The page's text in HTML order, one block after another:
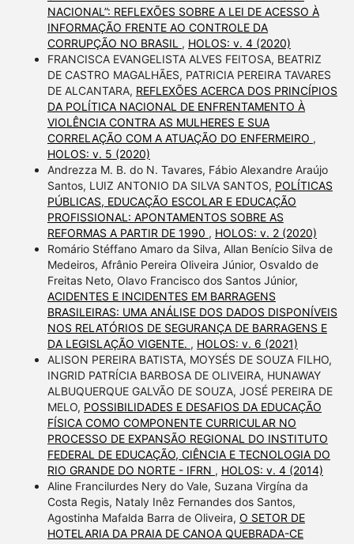
NACIONAL”: REFLEXÕES SOBRE A LEI DE ACESSO À
INFORMAÇÃO FRENTE AO CONTROLE DA
CORRUPÇÃO NO BRASIL , HOLOS: v. 4 (2020)
FRANCISCA EVANGELISTA ALVES FEITOSA, BEATRIZ
DE CASTRO MAGALHÃES, PATRICIA PEREIRA TAVARES
DE ALCANTARA, REFLEXÕES ACERCA DOS PRINCÍPIOS
DA POLÍTICA NACIONAL DE ENFRENTAMENTO À
VIOLÊNCIA CONTRA AS MULHERES E SUA
CORRELAÇÃO COM A ATUAÇÃO DO ENFERMEIRO ,
HOLOS: v. 5 (2020)
Andrezza M. B. do N. Tavares, Fábio Alexandre Araújo
Santos, LUIZ ANTONIO DA SILVA SANTOS, POLÍTICAS
PÚBLICAS, EDUCAÇÃO ESCOLAR E EDUCAÇÃO
PROFISSIONAL: APONTAMENTOS SOBRE AS
REFORMAS A PARTIR DE 1990 , HOLOS: v. 2 (2020)
Romário Stéffano Amaro da Silva, Allan Benício Silva de
Medeiros, Afrânio Pereira Oliveira Júnior, Osvaldo de
Freitas Neto, Olavo Francisco dos Santos Júnior,
ACIDENTES E INCIDENTES EM BARRAGENS
BRASILEIRAS: UMA ANÁLISE DOS DADOS DISPONÍVEIS
NOS RELATÓRIOS DE SEGURANÇA DE BARRAGENS E
DA LEGISLAÇÃO VIGENTE. , HOLOS: v. 6 (2021)
ALISON PEREIRA BATISTA, MOYSÉS DE SOUZA FILHO,
INGRID PATRÍCIA BARBOSA DE OLIVEIRA, HUNAWAY
ALBUQUERQUE GALVÃO DE SOUZA, JOSÉ PEREIRA DE
MELO, POSSIBILIDADES E DESAFIOS DA EDUCAÇÃO
FÍSICA COMO COMPONENTE CURRICULAR NO
PROCESSO DE EXPANSÃO REGIONAL DO INSTITUTO
FEDERAL DE EDUCAÇÃO, CIÊNCIA E TECNOLOGIA DO
RIO GRANDE DO NORTE - IFRN , HOLOS: v. 4 (2014)
Aline Francilurdes Nery do Vale, Suzana Virgína da
Costa Regis, Nataly Inêz Fernandes dos Santos,
Agostinha Mafalda Barra de Oliveira, O SETOR DE
HOTELARIA DA PRAIA DE CANOA QUEBRADA-CE